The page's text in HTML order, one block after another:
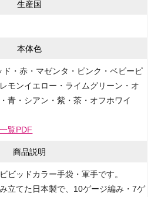
生産国
本体色
・赤・マゼンタ・ピンク・ベビーピ
モンイエロー・ライムグリーン・オ
青・シアン・紫・茶・オフホワイ
覧PDF
商品説明
ビッドカラー手袋・軍手です。
立てた日本製で、10ゲージ編み・7ゲ